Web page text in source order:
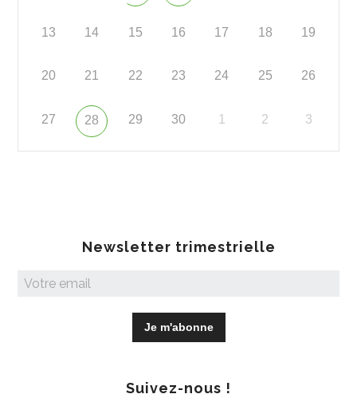
13 14 15 16 17 18 19
20 21 22 23 24 25 26
27 28 29 30 1 2 3
Newsletter trimestrielle
Suivez-nous !